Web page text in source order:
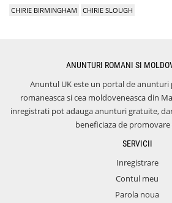
CHIRIE BIRMINGHAM
CHIRIE SLOUGH
ANUNTURI ROMANI SI
Anuntul UK este un portal de
romaneasca si cea moldoveneasca din
inregistrati pot adauga anunturi gratuite,
beneficiaza de
SERVICII
Inregistrare
Contul meu
Parola noua